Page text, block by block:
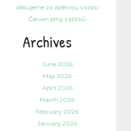
děkujeme za zpětnou vazbu
Červen plný zážitků
Archives
June 2026
May 2026
April 2026
March 2026
February 2026
January 2026